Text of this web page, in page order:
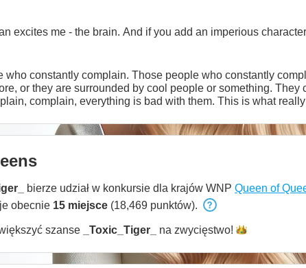
excites me - the brain. And if you add an imperious
who constantly complain. Those people who constantly
or they are surrounded by cool people or something.
complain, everything is bad with them. This is what
bierze udział w konkursie dla krajów WNP Queen of
obecnie 15 miejsce (18,469 punktów).
szanse _Toxic_Tiger_ na zwycięstwo!